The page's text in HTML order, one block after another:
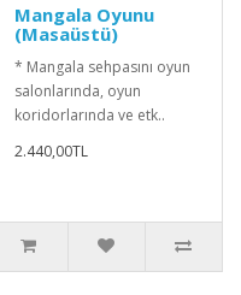
Mangala Oyunu
(Masaüstü)
* Mangala sehpasını oyun
salonlarında, oyun
koridorlarında ve etk..
2.440,00TL